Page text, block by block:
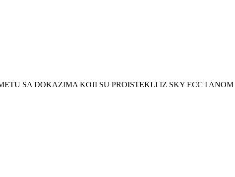
SA DOKAZIMA KOJI SU PROISTEKLI IZ SKY ECC I ANOM